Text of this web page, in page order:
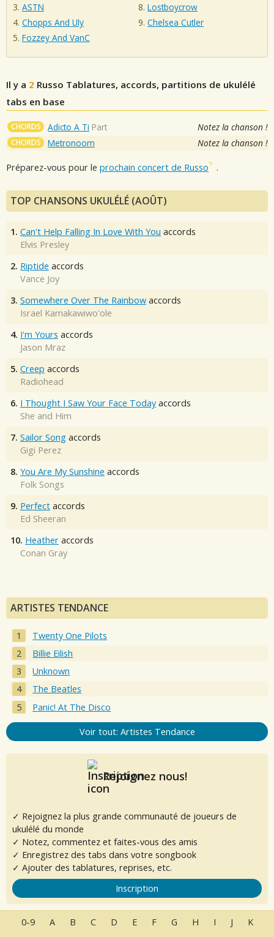
ASTN
Chopps And Uly
Fozzey And VanC
Lostboycrow
Chelsea Cutler
Il y a 2 Russo Tablatures, accords, partitions de ukulélé
tabs en base
CHORDS Adicto A Ti Part Notez la chanson !
CHORDS Metronoom Notez la chanson !
Préparez-vous pour le prochain concert de Russo .
TOP CHANSONS UKULÉLÉ (AOÛT)
1. Can't Help Falling In Love With You accords
Elvis Presley
2. Riptide accords
Vance Joy
3. Somewhere Over The Rainbow accords
Israel Kamakawiwo'ole
4. I'm Yours accords
Jason Mraz
5. Creep accords
Radiohead
6. I Thought I Saw Your Face Today accords
She and Him
7. Sailor Song accords
Gigi Perez
8. You Are My Sunshine accords
Folk Songs
9. Perfect accords
Ed Sheeran
10. Heather accords
Conan Gray
ARTISTES TENDANCE
Twenty One Pilots
Billie Eilish
Unknown
The Beatles
Panic! At The Disco
Voir tout: Artistes Tendance
Rejoignez nous!
✓ Rejoignez la plus grande communauté de joueurs de
ukulélé du monde
✓ Notez, commentez et faites-vous des amis
✓ Enregistrez des tabs dans votre songbook
✓ Ajouter des tablatures, reprises, etc.
Inscription
0-9 A B C D E F G H I J K